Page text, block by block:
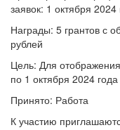
заявок: 1 октября 2024
Награды: 5 грантов с
рублей
Цель: Для
по 1 октября 2024 года
Принято: Работа
К участию